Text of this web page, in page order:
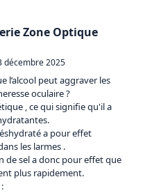
Zone Optique
décembre 2025
l’alcool peut aggraver les
oculaire ?
, ce qui signifie qu'il a
a pour effet
les larmes .
de sel a donc pour effet que
plus rapidement.